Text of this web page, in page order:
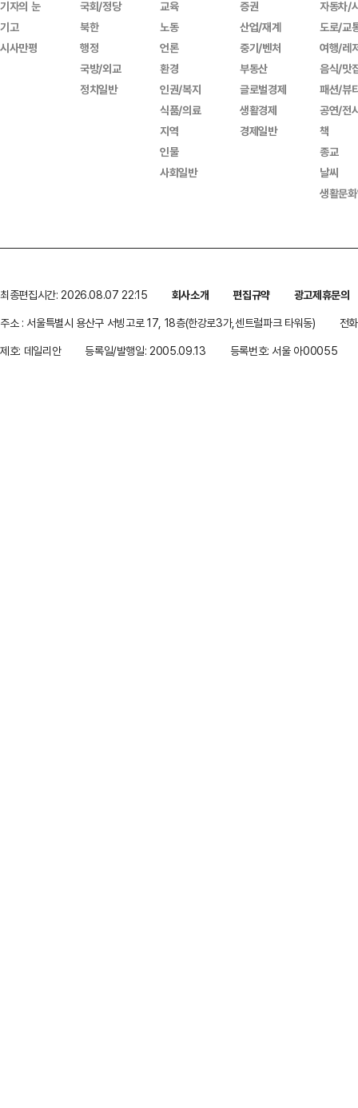
기자의 눈
기고
시사만평
국회/정당
북한
행정
국방/외교
정치일반
교육
노동
언론
환경
인권/복지
식품/의료
지역
인물
사회일반
증권
산업/재계
중기/벤처
부동산
글로벌경제
생활경제
경제일반
자동차/
도로/교
여행/레
음식/맛
패션/뷰
공연/전
책
종교
날씨
생활문
최종편집시간: 2026.08.07 22:15 회사소개 편집규약
광고제휴문의
주소 : 서울특별시 용산구 서빙고로 17, 18층(한강로3가,센트럴파크 타워동)
전
제호: 데일리안
등록일/발행일: 2005.09.13 등록번호: 서울 아00055